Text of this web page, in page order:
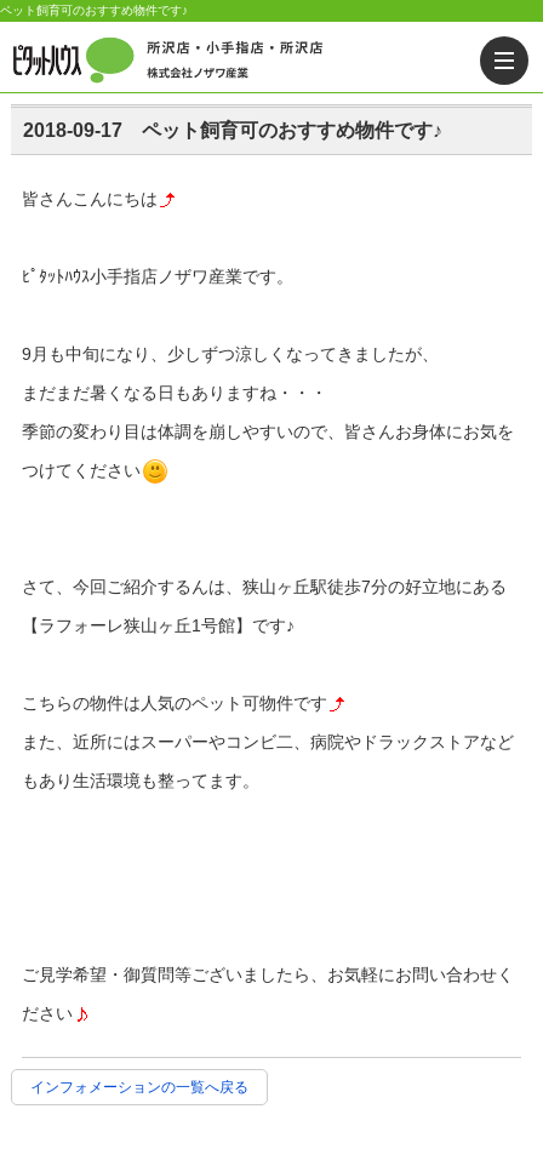
ペット飼育可のおすすめ物件です♪
2018-09-17 ペット飼育可のおすすめ物件です♪
皆さんこんにちは
ﾋﾟﾀｯﾄﾊｳｽ小手指店ノザワ産業です。
9月も中旬になり、少しずつ涼しくなってきましたが、
まだまだ暑くなる日もありますね・・・
季節の変わり目は体調を崩しやすいので、皆さんお身体にお気を
つけてください
さて、今回ご紹介するんは、狭山ヶ丘駅徒歩7分の好立地にある
【ラフォーレ狭山ヶ丘1号館】です♪
こちらの物件は人気のペット可物件です
また、近所にはスーパーやコンビ二、病院やドラックストアなど
もあり生活環境も整ってます。
ご見学希望・御質問等ございましたら、お気軽にお問い合わせく
ださい
インフォメーションの一覧へ戻る